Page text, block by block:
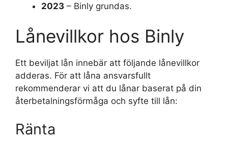
2023 – Binly grundas.
Lånevillkor hos Binly
Ett beviljat lån innebär att följande lånevillkor
adderas. För att låna ansvarsfullt
rekommenderar vi att du lånar baserat på din
återbetalningsförmåga och syfte till lån:
Ränta